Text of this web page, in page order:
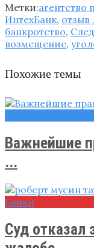
Метки:агентство
ИнтехБанк, отзыв
банкротство,
возмещение,
Похожие темы
Важнейшие
...
Банки
Суд отказал